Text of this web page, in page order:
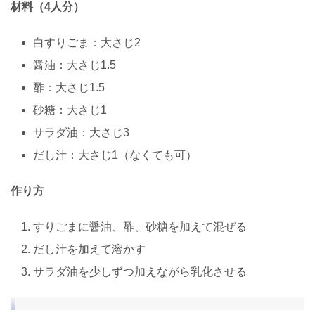
材料（4人分）
白すりごま：大さじ2
醤油：大さじ1.5
酢：大さじ1.5
砂糖：大さじ1
サラダ油：大さじ3
だし汁：大さじ1（なくても可）
作り方
すりごまに醤油、酢、砂糖を加えて混ぜる
だし汁を加えて溶かす
サラダ油を少しずつ加えながら乳化させる